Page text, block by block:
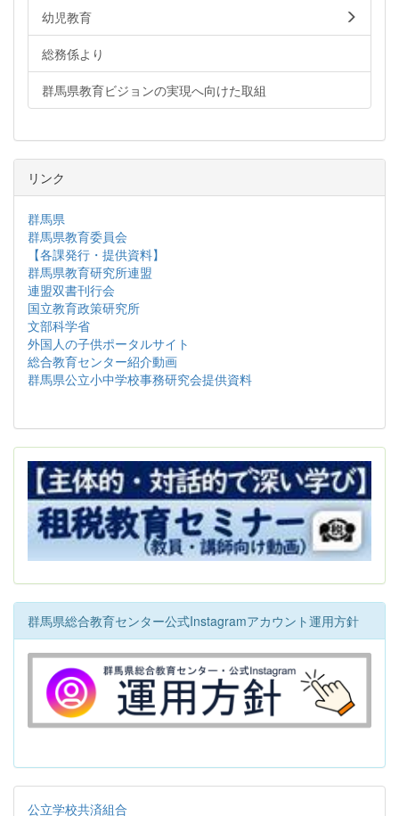
幼児教育
総務係より
群馬県教育ビジョンの実現へ向けた取組
リンク
群馬県
群馬県教育委員会
【各課発行・提供資料】
群馬県教育研究所連盟
連盟双書刊行会
国立教育政策研究所
文部科学省
外国人の子供ポータルサイト
総合教育センター紹介動画
群馬県公立小中学校事務研究会提供資料
群馬県総合教育センター公式Instagramアカウント運用方針
公立学校共済組合